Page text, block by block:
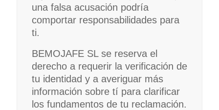
una falsa acusación podría
comportar responsabilidades para
ti.
BEMOJAFE SL se reserva el
derecho a requerir la verificación de
tu identidad y a averiguar más
información sobre tí para clarificar
los fundamentos de tu reclamación.